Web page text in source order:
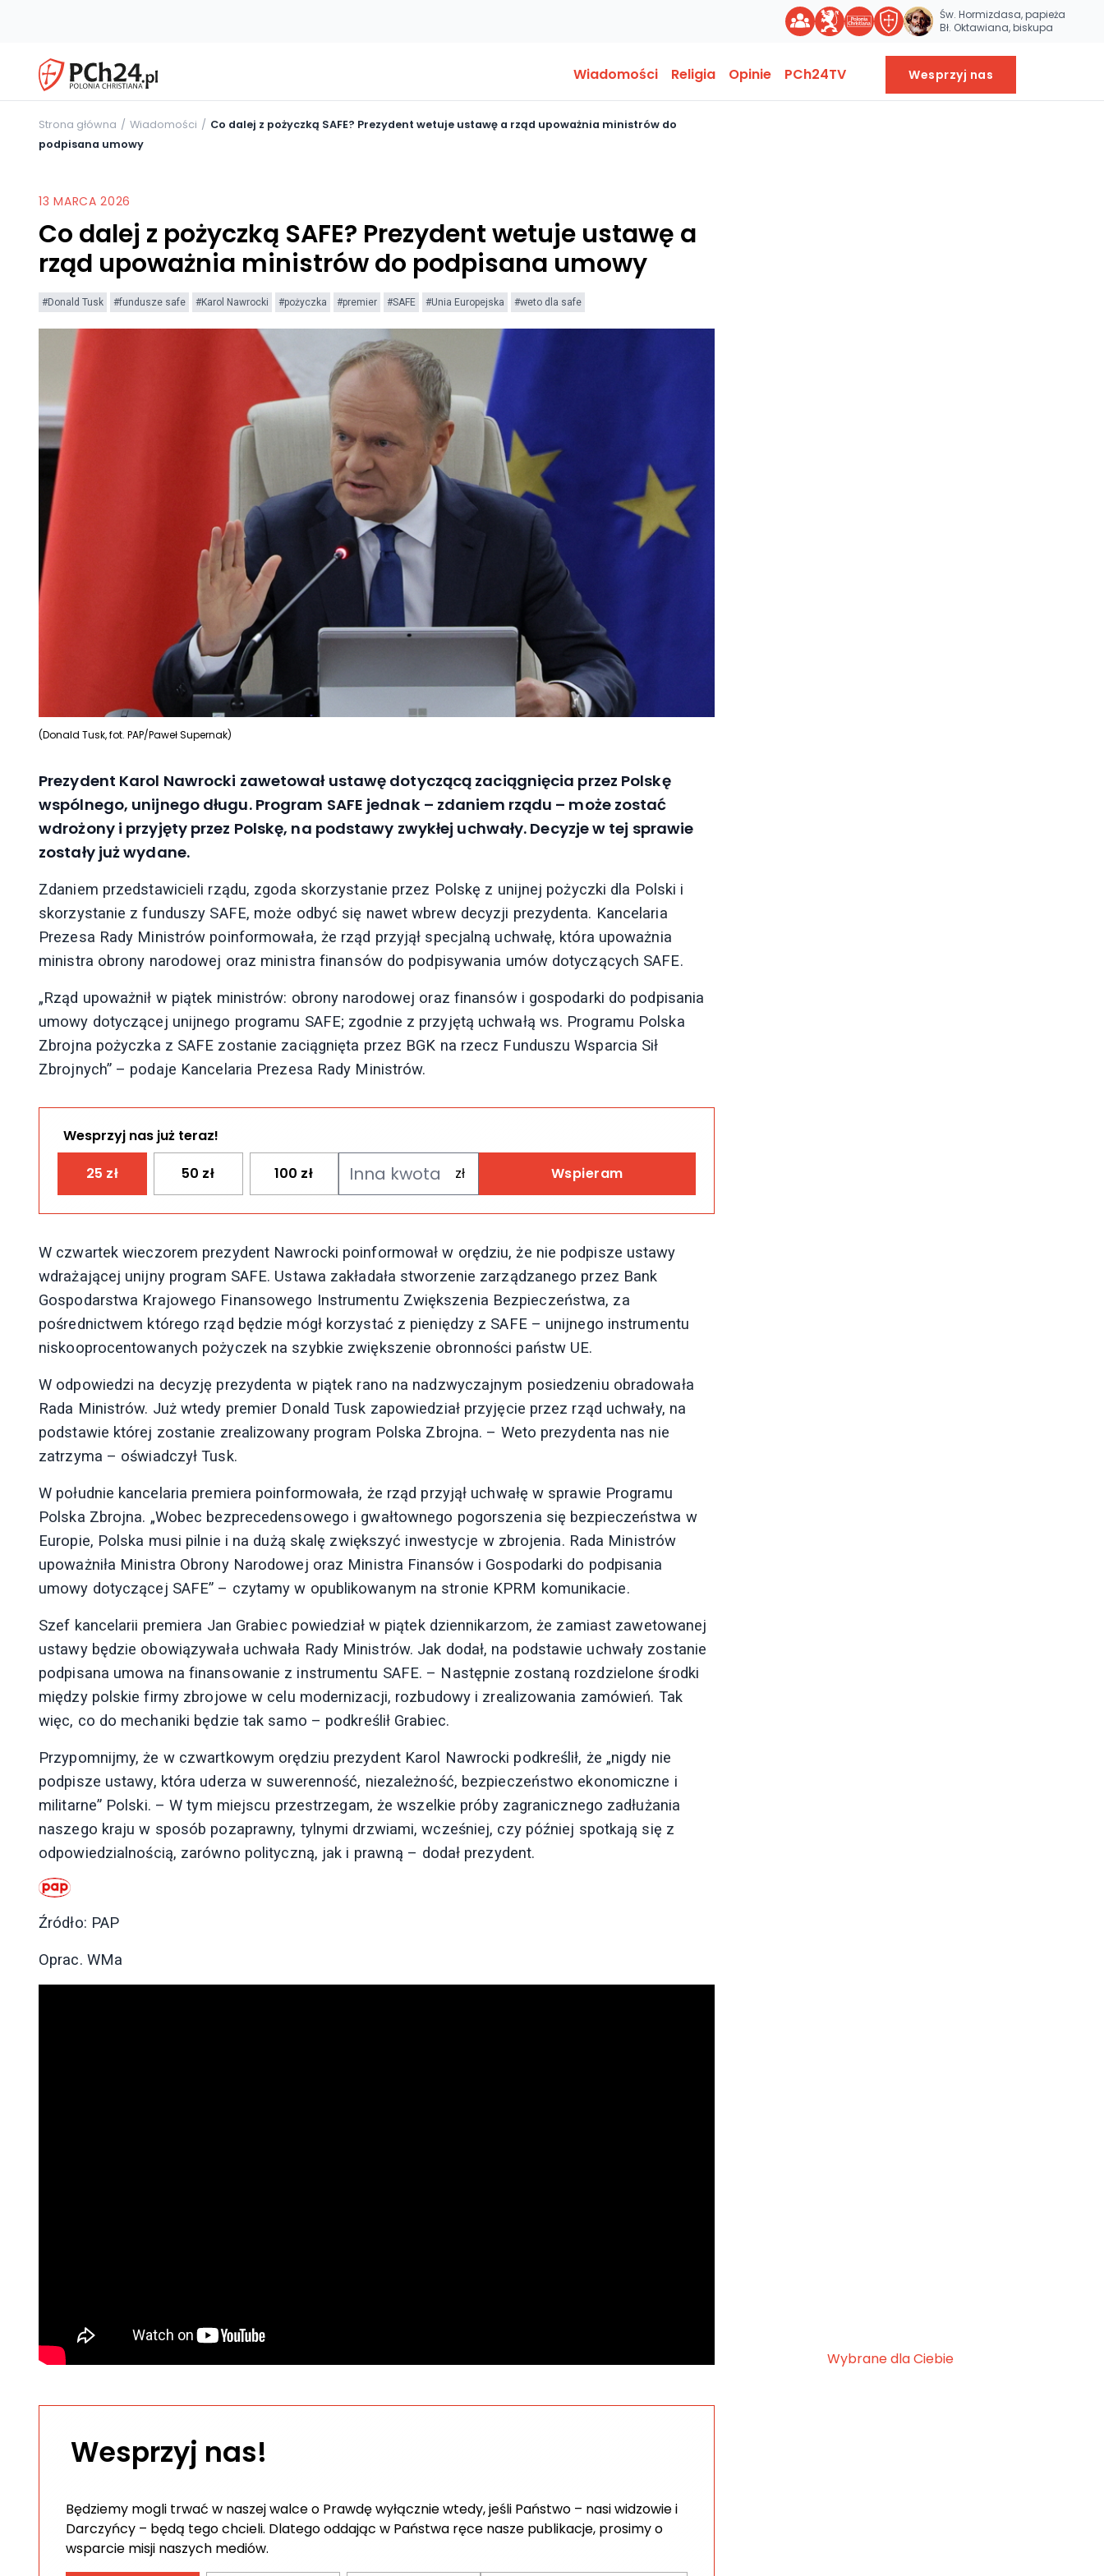
Św. Hormizdasa, papieża
Bł. Oktawiana, biskupa
Wiadomości Religia Opinie PCh24TV Wesprzyj nas
Strona główna Wiadomości
Co dalej z pożyczką SAFE? Prezydent wetuje ustawę a rząd upoważnia ministrów do
podpisana umowy
13 MARCA 2026
Co dalej z pożyczką SAFE? Prezydent wetuje ustawę a
rząd upoważnia ministrów do podpisana umowy
#Donald Tusk #fundusze safe #Karol Nawrocki #pożyczka #premier #SAFE #Unia Europejska #weto dla safe
(Donald Tusk, fot. PAP/Paweł Supernak)
Prezydent Karol Nawrocki zawetował ustawę dotyczącą zaciągnięcia przez Polskę
wspólnego, unijnego długu. Program SAFE jednak – zdaniem rządu – może zostać
wdrożony i przyjęty przez Polskę, na podstawy zwykłej uchwały. Decyzje w tej sprawie
zostały już wydane.
Zdaniem przedstawicieli rządu, zgoda skorzystanie przez Polskę z unijnej pożyczki dla Polski i
skorzystanie z funduszy SAFE, może odbyć się nawet wbrew decyzji prezydenta. Kancelaria
Prezesa Rady Ministrów poinformowała, że rząd przyjął specjalną uchwałę, która upoważnia
ministra obrony narodowej oraz ministra finansów do podpisywania umów dotyczących SAFE.
„Rząd upoważnił w piątek ministrów: obrony narodowej oraz finansów i gospodarki do podpisania
umowy dotyczącej unijnego programu SAFE; zgodnie z przyjętą uchwałą ws. Programu Polska
Zbrojna pożyczka z SAFE zostanie zaciągnięta przez BGK na rzecz Funduszu Wsparcia Sił
Zbrojnych” – podaje Kancelaria Prezesa Rady Ministrów.
Wesprzyj nas już teraz!
25 zł 50 zł 100 zł Wspieram
W czwartek wieczorem prezydent Nawrocki poinformował w orędziu, że nie podpisze ustawy
wdrażającej unijny program SAFE. Ustawa zakładała stworzenie zarządzanego przez Bank
Gospodarstwa Krajowego Finansowego Instrumentu Zwiększenia Bezpieczeństwa, za
pośrednictwem którego rząd będzie mógł korzystać z pieniędzy z SAFE – unijnego instrumentu
niskooprocentowanych pożyczek na szybkie zwiększenie obronności państw UE.
W odpowiedzi na decyzję prezydenta w piątek rano na nadzwyczajnym posiedzeniu obradowała
Rada Ministrów. Już wtedy premier Donald Tusk zapowiedział przyjęcie przez rząd uchwały, na
podstawie której zostanie zrealizowany program Polska Zbrojna. – Weto prezydenta nas nie
zatrzyma – oświadczył Tusk.
W południe kancelaria premiera poinformowała, że rząd przyjął uchwałę w sprawie Programu
Polska Zbrojna. „Wobec bezprecedensowego i gwałtownego pogorszenia się bezpieczeństwa w
Europie, Polska musi pilnie i na dużą skalę zwiększyć inwestycje w zbrojenia. Rada Ministrów
upoważniła Ministra Obrony Narodowej oraz Ministra Finansów i Gospodarki do podpisania
umowy dotyczącej SAFE” – czytamy w opublikowanym na stronie KPRM komunikacie.
Szef kancelarii premiera Jan Grabiec powiedział w piątek dziennikarzom, że zamiast zawetowanej
ustawy będzie obowiązywała uchwała Rady Ministrów. Jak dodał, na podstawie uchwały zostanie
podpisana umowa na finansowanie z instrumentu SAFE. – Następnie zostaną rozdzielone środki
między polskie firmy zbrojowe w celu modernizacji, rozbudowy i zrealizowania zamówień. Tak
więc, co do mechaniki będzie tak samo – podkreślił Grabiec.
Przypomnijmy, że w czwartkowym orędziu prezydent Karol Nawrocki podkreślił, że „nigdy nie
podpisze ustawy, która uderza w suwerenność, niezależność, bezpieczeństwo ekonomiczne i
militarne” Polski. – W tym miejscu przestrzegam, że wszelkie próby zagranicznego zadłużania
naszego kraju w sposób pozaprawny, tylnymi drzwiami, wcześniej, czy później spotkają się z
odpowiedzialnością, zarówno polityczną, jak i prawną – dodał prezydent.
Źródło: PAP
Oprac. WMa
Wesprzyj nas!
Będziemy mogli trwać w naszej walce o Prawdę wyłącznie wtedy, jeśli Państwo – nasi widzowie i
Darczyńcy – będą tego chcieli. Dlatego oddając w Państwa ręce nasze publikacje, prosimy o
wsparcie misji naszych mediów.
Wybrane dla Ciebie